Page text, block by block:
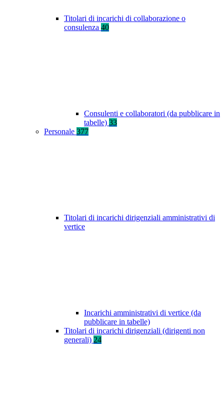
Titolari di incarichi di collaborazione o
consulenza 40
Consulenti e collaboratori (da pubblicare in
tabelle) 33
Personale 377
Titolari di incarichi dirigenziali amministrativi di
vertice
Incarichi amministrativi di vertice (da
pubblicare in tabelle)
Titolari di incarichi dirigenziali (dirigenti non
generali) 24